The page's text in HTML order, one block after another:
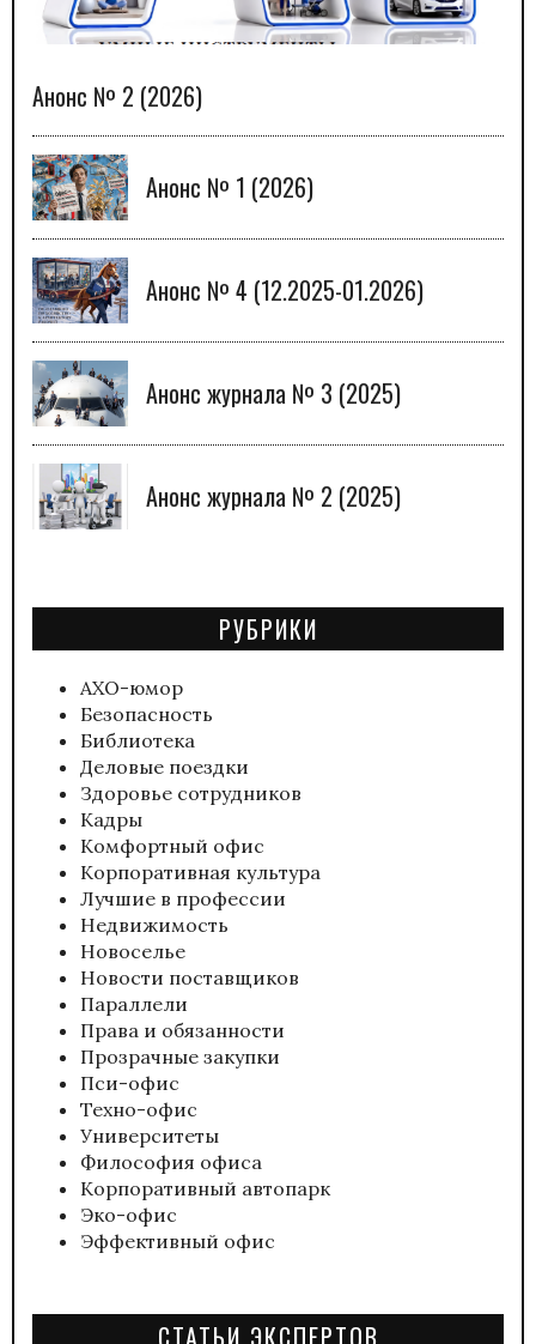
Анонс № 2 (2026)
Анонс № 1 (2026)
Анонс № 4 (12.2025-01.2026)
Анонс журнала № 3 (2025)
Анонс журнала № 2 (2025)
РУБРИКИ
АХО-юмор
Безопасность
Библиотека
Деловые поездки
Здоровье сотрудников
Кадры
Комфортный офис
Корпоративная культура
Лучшие в профессии
Недвижимость
Новоселье
Новости поставщиков
Параллели
Права и обязанности
Прозрачные закупки
Пси-офис
Техно-офис
Университеты
Философия офиса
Корпоративный автопарк
Эко-офис
Эффективный офис
СТАТЬИ ЭКСПЕРТОВ